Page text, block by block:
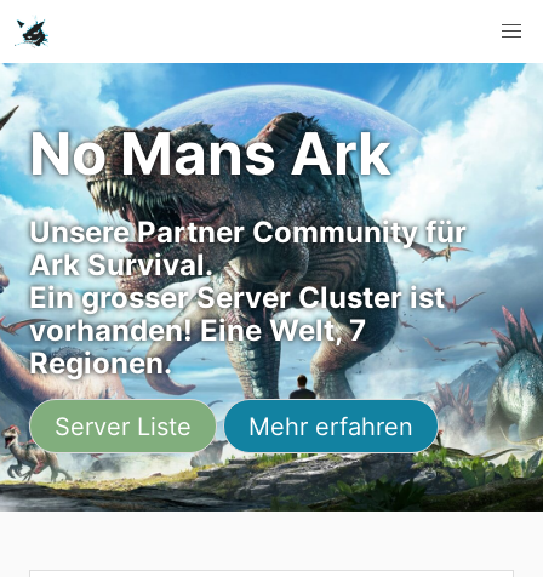
No Mans Ark
Unsere Partner Community für
Ark Survival.
Ein grosser Server Cluster ist
vorhanden! Eine Welt, 7
Regionen.
Server Liste Mehr erfahren